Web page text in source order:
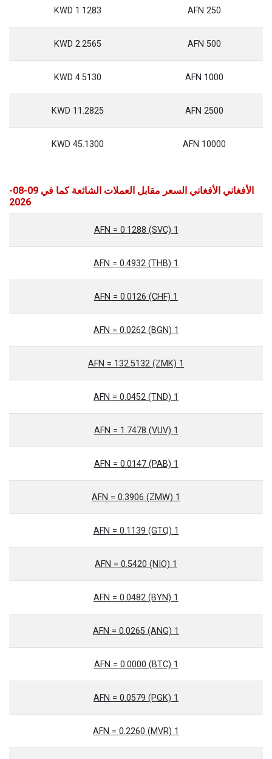
250 AFN
1.1283 KWD
500 AFN
2.2565 KWD
1000 AFN
4.5130 KWD
2500 AFN
11.2825 KWD
10000 AFN
45.1300 KWD
الأفغاني الأفغاني السعر مقابل العملات الشائعة كما في 09-08-
2026
1 AFN = 0.1288 (SVC)
1 AFN = 0.4932 (THB)
1 AFN = 0.0126 (CHF)
1 AFN = 0.0262 (BGN)
1 AFN = 132.5132 (ZMK)
1 AFN = 0.0452 (TND)
1 AFN = 1.7478 (VUV)
1 AFN = 0.0147 (PAB)
1 AFN = 0.3906 (ZMW)
1 AFN = 0.1139 (GTQ)
1 AFN = 0.5420 (NIO)
1 AFN = 0.0482 (BYN)
1 AFN = 0.0265 (ANG)
1 AFN = 0.0000 (BTC)
1 AFN = 0.0579 (PGK)
1 AFN = 0.2260 (MVR)